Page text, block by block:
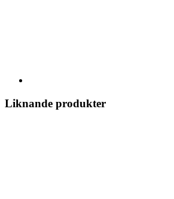
Liknande produkter